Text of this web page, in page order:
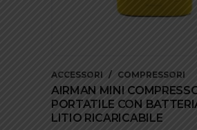
ACCESSORI COMPRESSORI
AIRMAN MINI
PORTATILE CON
LITIO RICARICABILE